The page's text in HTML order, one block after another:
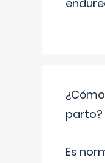
parto?
Es